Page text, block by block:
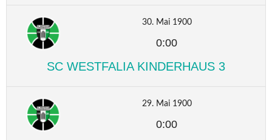
30. Mai 1900
0:00
SC WESTFALIA KINDERHAUS 3
29. Mai 1900
0:00